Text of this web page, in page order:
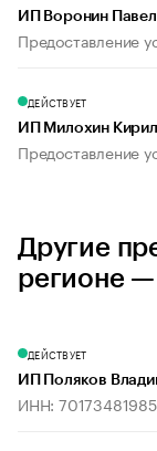
ИП Воронин
Предоставление
ДЕЙСТВУЕТ
ИП Милохин
Предоставление
Другие
регионе —
ДЕЙСТВУЕТ
ИП Поляков
ИНН: